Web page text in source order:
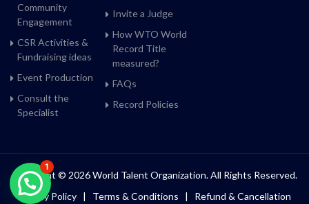
Community
Engagement
CSR Activities &
Fundraising ideas
Event Production
Consult the
Specialist
Invite a Judge
How WTO World
Record Title
measured?
FAQs
Record Policies
Copyright © 2026 World Talent Organization. All Rights Reserved.
Privacy Policy | Terms & Conditions | Refund & Cancellation
1